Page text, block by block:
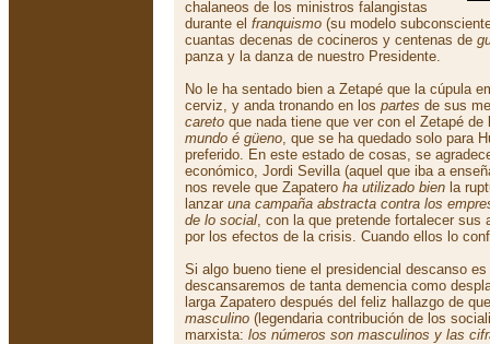
chalaneos de los ministros falangistas
durante el franquismo (su modelo
cuantas decenas de cocineros y centenas de
panza y la danza de nuestro Presidente.
No le ha sentado bien a Zetapé que la cúpula
cerviz, y anda tronando en los partes de sus
careto que nada tiene que ver con el Zetapé
mundo é güeno, que se ha quedado solo para
preferido. En este estado de cosas, se
económico, Jordi Sevilla (aquel que iba a
nos revele que Zapatero ha utilizado bien la
lanzar una campaña abstracta contra los
de lo social, con la que pretende fortalecer sus
por los efectos de la crisis. Cuando ellos lo
Si algo bueno tiene el presidencial descanso
descansaremos de tanta demencia como
larga Zapatero después del feliz hallazgo de
masculino (legendaria contribución de los
marxista: los números son masculinos y las